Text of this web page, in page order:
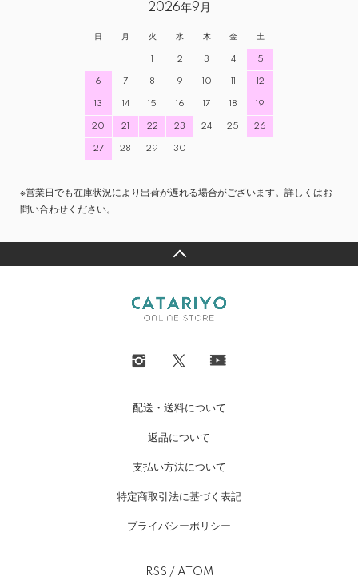
2026年9月
日 月 火 水 木 金 土
1 2 3 4 5
6 7 8 9 10 11 12
13 14 15 16 17 18 19
20 21 22 23 24 25 26
27 28 29 30
※営業日でも在庫状況により出荷が遅れる場合がございます。詳しくはお
問い合わせください。
配送・送料について
返品について
支払い方法について
特定商取引法に基づく表記
プライバシーポリシー
RSS / ATOM